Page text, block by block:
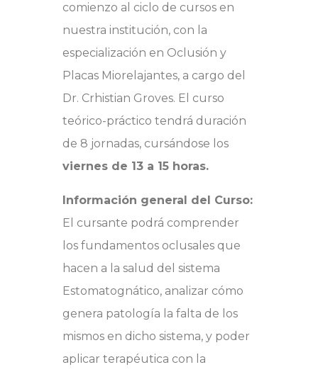
comienzo al ciclo de cursos en
nuestra institución, con la
especialización en Oclusión y
Placas Miorelajantes, a cargo del
Dr. Crhistian Groves. El curso
teórico-práctico tendrá duración
de 8 jornadas, cursándose los
viernes de 13 a 15 horas.
Información general del Curso:
El cursante podrá comprender
los fundamentos oclusales que
hacen a la salud del sistema
Estomatognático, analizar cómo
genera patología la falta de los
mismos en dicho sistema, y poder
aplicar terapéutica con la